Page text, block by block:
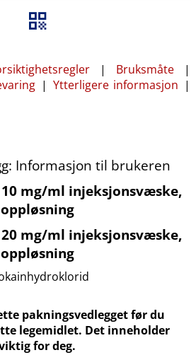
| Bruksmåte |
| Ytterligere informasjon |
Informasjon til brukeren
mg/ml injeksjonsvæske,
oppløsning
mg/ml injeksjonsvæske,
oppløsning
pakningsvedlegget før du
legemidlet. Det inneholder
for deg.